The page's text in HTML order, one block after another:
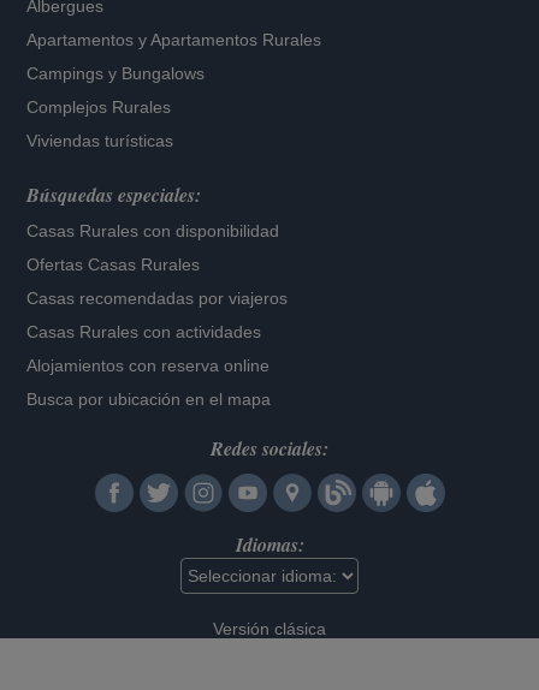
Albergues
Apartamentos yApartamentos Rurales
Campings y Bungalows
Complejos Rurales
Viviendas turísticas
Búsquedas especiales:
Casas Rurales con disponibilidad
Ofertas Casas Rurales
Casas recomendadas por viajeros
Casas Rurales con actividades
Alojamientos con reserva online
Busca por ubicación en el mapa
Redes sociales:
Idiomas:
Versión clásica